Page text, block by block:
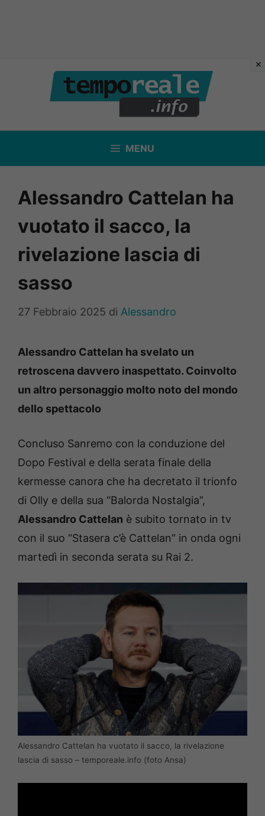
contenuto
MENU
Alessandro Cattelan ha
vuotato il sacco, la
rivelazione lascia di
sasso
27 Febbraio 2025 di Alessandro
Alessandro Cattelan ha svelato un
retroscena davvero inaspettato. Coinvolto
un altro personaggio molto noto del mondo
dello spettacolo
Concluso Sanremo con la conduzione del
Dopo Festival e della serata finale della
kermesse canora che ha decretato il trionfo
di Olly e della sua “Balorda Nostalgia”,
Alessandro Cattelan è subito tornato in tv
con il suo “Stasera c’è Cattelan” in onda ogni
martedì in seconda serata su Rai 2.
Alessandro Cattelan ha vuotato il sacco, la rivelazione
lascia di sasso – temporeale.info (foto Ansa)